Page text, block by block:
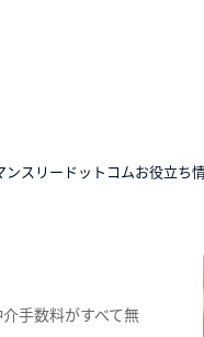
ンスリードットコムお役立ち
手数料がすべて無